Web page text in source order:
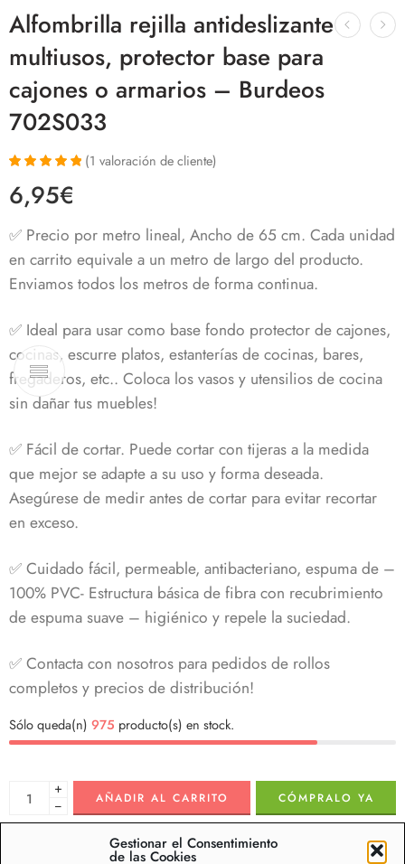
Gestionar el Consentimiento
de las Cookies
Alfombrilla rejilla antideslizante
multiusos, protector base para
cajones o armarios – Burdeos
702S033
5.00 de 5 en
base a
un cliente
(1 valoración de cliente)
6,95€
✅ Precio por metro lineal, Ancho de 65 cm. Cada unidad
en carrito equivale a un metro de largo del producto.
Enviamos todos los metros de forma continua.
✅ Ideal para usar como base fondo protector de cajones,
cocinas, escurre platos, estanterías de cocinas, bares,
fregaderos, etc.. Coloca los vasos y utensilios de cocina
sin dañar tus muebles!
✅ Fácil de cortar. Puede cortar con tijeras a la medida
que mejor se adapte a su uso y forma deseada.
Asegúrese de medir antes de cortar para evitar recortar
en exceso.
✅ Cuidado fácil, permeable, antibacteriano, espuma de –
100% PVC- Estructura básica de fibra con recubrimiento
de espuma suave – higiénico y repele la suciedad.
✅ Contacta con nosotros para pedidos de rollos
completos y precios de distribución!
Sólo queda(n) 975 producto(s) en stock.
+
−
AÑADIR AL CARRITO CÓMPRALO YA
Oferta de dtos. por volumen